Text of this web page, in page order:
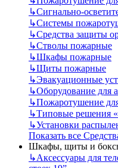
↳Сигнально-
↳Системы
↳Средства защиты
↳Стволы пожарные
↳Шкафы пожарные
↳Щиты пожарные
↳Эвакуационные
↳Оборудование для
↳Пожаротушение
↳Типовые решения
↳Установки
Показать все
Шкафы, щиты и
↳Аксессуары для